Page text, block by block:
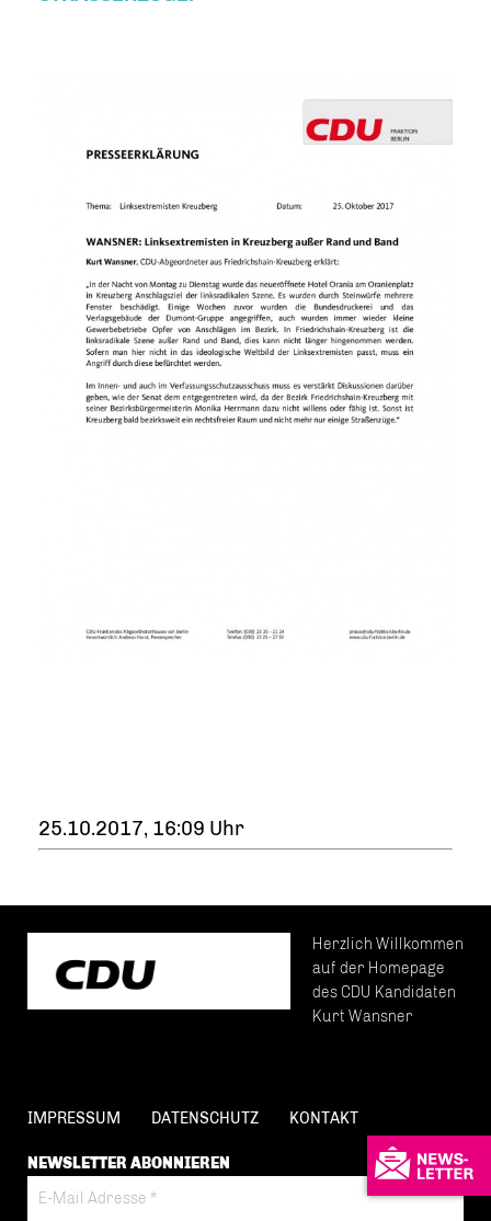
25.10.2017, 16:09 Uhr
Herzlich Willkommen
auf der Homepage
des CDU Kandidaten
Kurt Wansner
IMPRESSUM DATENSCHUTZ KONTAKT
NEWSLETTER ABONNIEREN